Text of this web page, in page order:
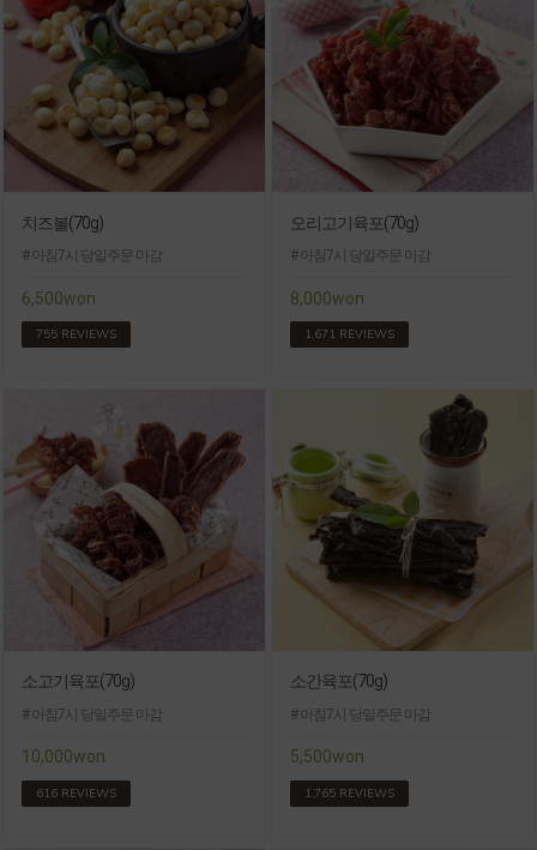
치즈볼(70g)
# 아침7시 당일주문 마감
6,500won
755 REVIEWS
오리고기육포(70g)
# 아침7시 당일주문 마감
8,000won
1,671 REVIEWS
소고기육포(70g)
# 아침7시 당일주문 마감
10,000won
616 REVIEWS
소간육포(70g)
# 아침7시 당일주문 마감
5,500won
1,765 REVIEWS